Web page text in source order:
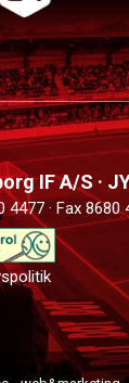
IF A/S ·
4477 · Fax